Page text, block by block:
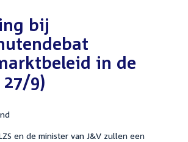
bij
in de
27/9)
en de minister van J&V zullen een